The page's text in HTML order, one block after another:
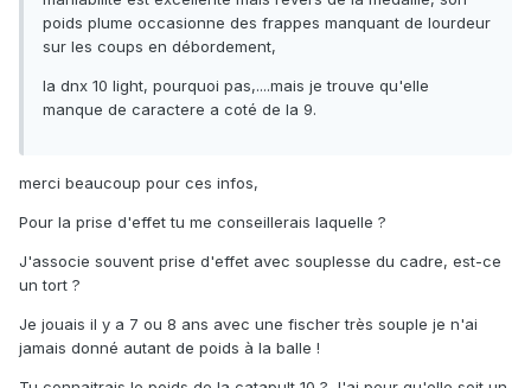
poids plume occasionne des frappes manquant de lourdeur
sur les coups en débordement,
la dnx 10 light, pourquoi pas,....mais je trouve qu'elle
manque de caractere a coté de la 9.
merci beaucoup pour ces infos,
Pour la prise d'effet tu me conseillerais laquelle ?
J'associe souvent prise d'effet avec souplesse du cadre, est-ce
un tort ?
Je jouais il y a 7 ou 8 ans avec une fischer très souple je n'ai
jamais donné autant de poids à la balle !